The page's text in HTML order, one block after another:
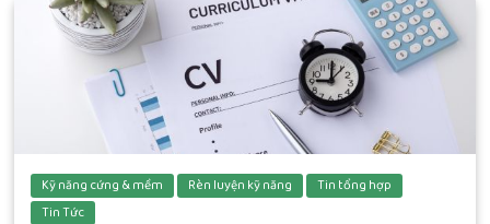
Kỹ năng cứng & mềm Rèn luyện kỹ năng
Tin tổng hợp
Tin Tức